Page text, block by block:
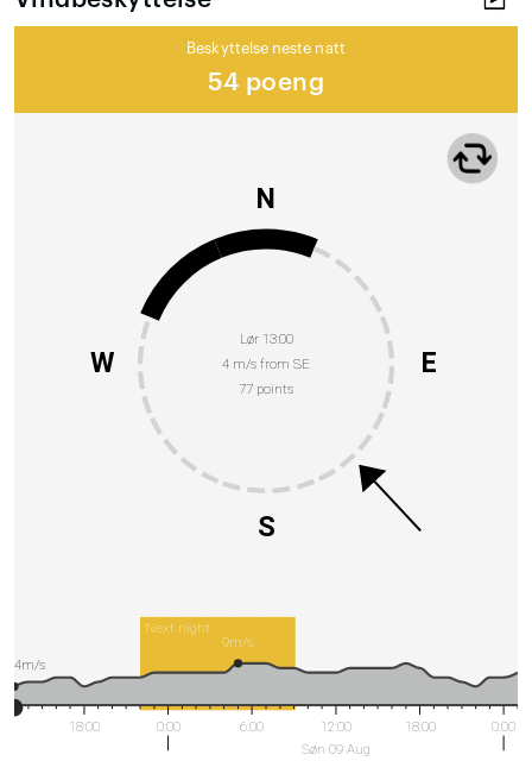
Beskyttelse neste natt
54 poeng
Lør 13:00
4 m/s from SE
77 points
N
E
S
W
Next night
18:00 0:00 6:00
12:00
Søn 09 Aug
18:00 0:00
9m/s
4m/s